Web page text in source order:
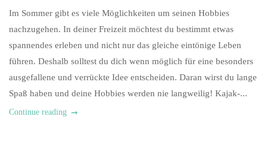
Im Sommer gibt es viele Möglichkeiten um seinen Hobbies
nachzugehen. In deiner Freizeit möchtest du bestimmt etwas
spannendes erleben und nicht nur das gleiche eintönige Leben
führen. Deshalb solltest du dich wenn möglich für eine besonders
ausgefallene und verrückte Idee entscheiden. Daran wirst du lange
Spaß haben und deine Hobbies werden nie langweilig! Kajak-...
Continue reading